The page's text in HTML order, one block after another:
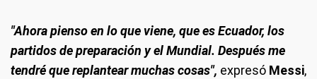
"Ahora pienso en lo que viene, que es Ecuador, los
partidos de preparación y el Mundial. Después me
tendré que replantear muchas cosas", expresó Messi,